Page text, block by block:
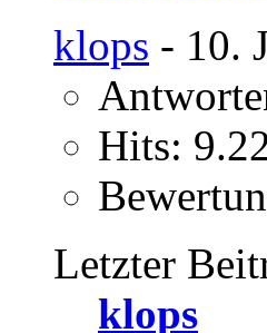
klops - 10.
Hits:
Letzter
klops